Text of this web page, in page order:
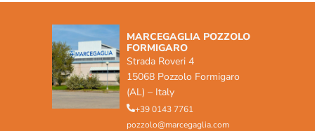
MARCEGAGLIA POZZOLO
FORMIGARO
Strada Roveri 4
15068 Pozzolo Formigaro
(AL) – Italy
+39 0143 7761
pozzolo@marcegaglia.com